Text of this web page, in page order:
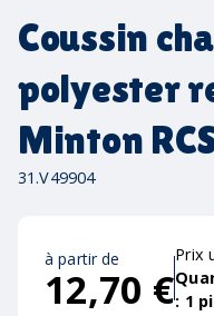
Coussin
polyester
Minton
31.V49904
à partir de
12,70 €
Prix
: 1